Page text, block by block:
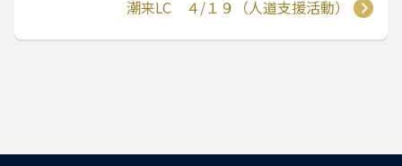
潮来LC ４/１９（人道支援活動）